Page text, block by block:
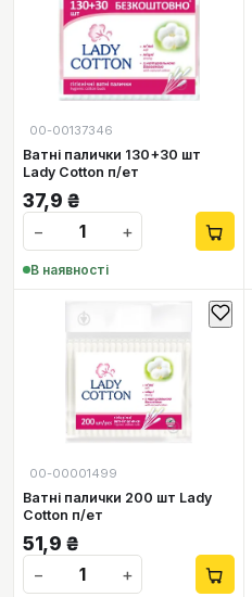
00-00137346
Ватні палички 130+30 шт
Lady Cotton п/ет
37,9 ₴
−
+
В наявності
00-00001499
Ватні палички 200 шт Lady
Cotton п/ет
51,9 ₴
−
+